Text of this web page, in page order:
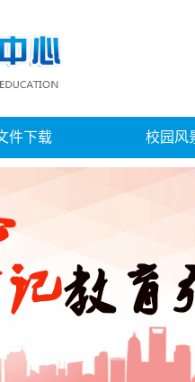
件下载 校园风